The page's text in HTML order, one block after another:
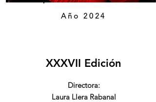
Año 2024
XXXVII Edición
Directora:
Laura Llera Rabanal